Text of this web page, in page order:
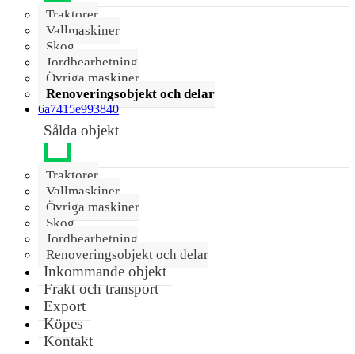
Traktorer
Vallmaskiner
Skog
Jordbearbetning
Övriga maskiner
Renoveringsobjekt och delar
6a7415e993840
Sålda objekt
Traktorer
Vallmaskiner
Övriga maskiner
Skog
Jordbearbetning
Renoveringsobjekt och delar
Inkommande objekt
Frakt och transport
Export
Köpes
Kontakt